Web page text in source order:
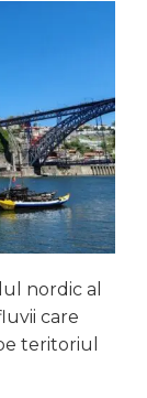
nordic al
care
teritoriul